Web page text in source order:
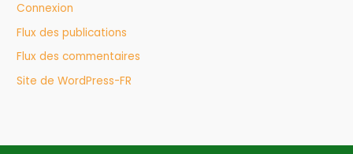
Connexion
Flux des publications
Flux des commentaires
Site de WordPress-FR